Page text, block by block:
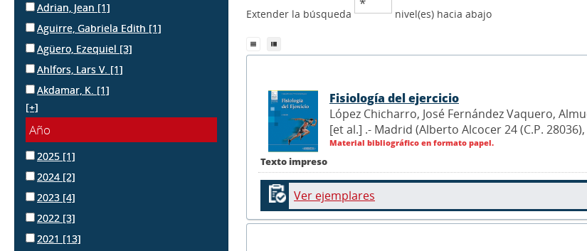
Adrian, Jean [1]
Aguirre, Gabriela Edith [1]
Agüero, Ezequiel [3]
Ahlfors, Lars V. [1]
Akdamar, K. [1]
[+]
Año
2025 [1]
2024 [2]
2023 [4]
2022 [3]
2021 [13]
Extender la búsqueda nivel(es) hacia abajo
Texto impreso
Fisiología del ejercicio
López Chicharro, José Fernández Vaquero,
[et al.] .- Madrid (Alberto Alcocer 24 (C.P.
Material bibliográfico en formato papel.
Ver ejemplares